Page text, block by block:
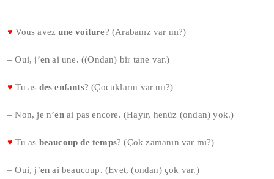
♥ Vous avezune voiture? (Arabanız var mı?)
– Oui, j’en ai une. ((Ondan) bir tane var.)
♥ Tu as des enfants? (Çocukların var mı?)
– Non, je n’enai pas encore. (Hayır, henüz (ondan) yok.)
♥ Tu as beaucoup de temps? (Çok zamanın var mı?)
– Oui, j’en ai beaucoup. (Evet, (ondan) çok var.)